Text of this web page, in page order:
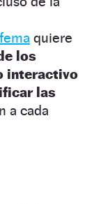
quiere
los
interactivo
las
a cada